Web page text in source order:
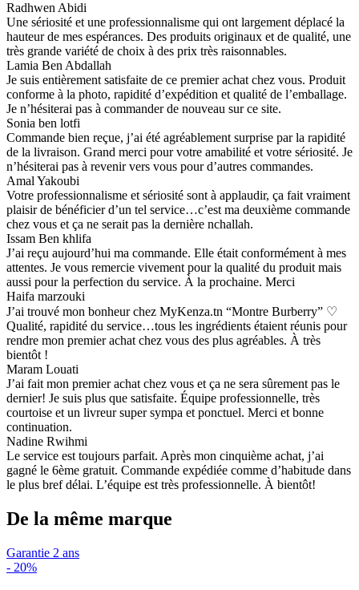
Radhwen Abidi
Une sériosité et une professionnalisme qui ont largement déplacé la
hauteur de mes espérances. Des produits originaux et de qualité, une
très grande variété de choix à des prix très raisonnables.
Lamia Ben Abdallah
Je suis entièrement satisfaite de ce premier achat chez vous. Produit
conforme à la photo, rapidité d’expédition et qualité de l’emballage.
Je n’hésiterai pas à commander de nouveau sur ce site.
Sonia ben lotfi
Commande bien reçue, j’ai été agréablement surprise par la rapidité
de la livraison. Grand merci pour votre amabilité et votre sériosité. Je
n’hésiterai pas à revenir vers vous pour d’autres commandes.
Amal Yakoubi
Votre professionnalisme et sériosité sont à applaudir, ça fait vraiment
plaisir de bénéficier d’un tel service…c’est ma deuxième commande
chez vous et ça ne serait pas la dernière nchallah.
Issam Ben khlifa
J’ai reçu aujourd’hui ma commande. Elle était conformément à mes
attentes. Je vous remercie vivement pour la qualité du produit mais
aussi pour la perfection du service. À la prochaine. Merci
Haifa marzouki
J’ai trouvé mon bonheur chez MyKenza.tn “Montre Burberry” ♡
Qualité, rapidité du service…tous les ingrédients étaient réunis pour
rendre mon premier achat chez vous des plus agréables. À très
bientôt !
Maram Louati
J’ai fait mon premier achat chez vous et ça ne sera sûrement pas le
dernier! Je suis plus que satisfaite. Équipe professionnelle, très
courtoise et un livreur super sympa et ponctuel. Merci et bonne
continuation.
Nadine Rwihmi
Le service est toujours parfait. Après mon cinquième achat, j’ai
gagné le 6ème gratuit. Commande expédiée comme d’habitude dans
le plus bref délai. L’équipe est très professionnelle. À bientôt!
De la même marque
Garantie 2 ans
- 20%